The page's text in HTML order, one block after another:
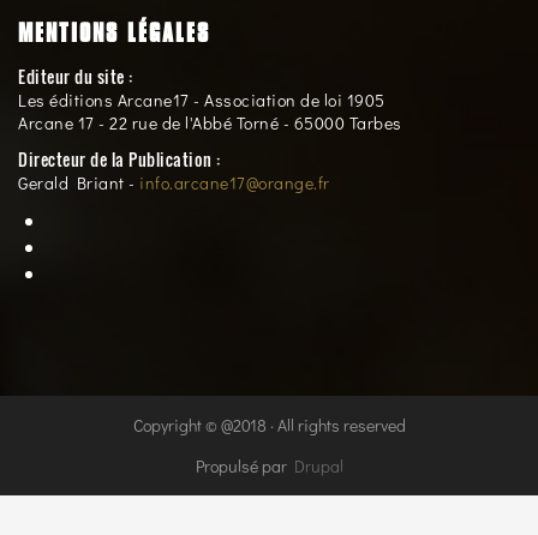
MENTIONS LÉGALES
Editeur du site :
Les éditions Arcane17 - Association de loi 1905
Arcane 17 - 22 rue de l'Abbé Torné - 65000 Tarbes
Directeur de la Publication :
Gerald Briant - info.arcane17@orange.fr
Copyright © @2018 · All rights reserved
Propulsé par Drupal